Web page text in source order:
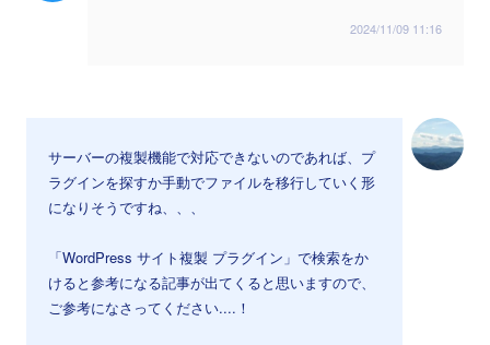
2024/11/09 11:16
サーバーの複製機能で対応できないのであれば、プ
ラグインを探すか手動でファイルを移行していく形
になりそうですね、、、
「WordPress サイト複製 プラグイン」で検索をか
けると参考になる記事が出てくると思いますので、
ご参考になさってください....！